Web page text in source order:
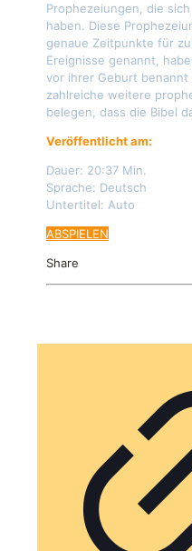
Prophezeiungen, die
haben. Diese
genaue Zeitpunkte für
Ereignisse genannt,
vor ihrer Geburt benannt
zahlreiche weitere
belegen, dass die Bibel
Veröffentlicht am:
Dauer: 20:37 Min.
Sprache: Deutsch
Untertitel: Auto
ABSPIELEN
Share